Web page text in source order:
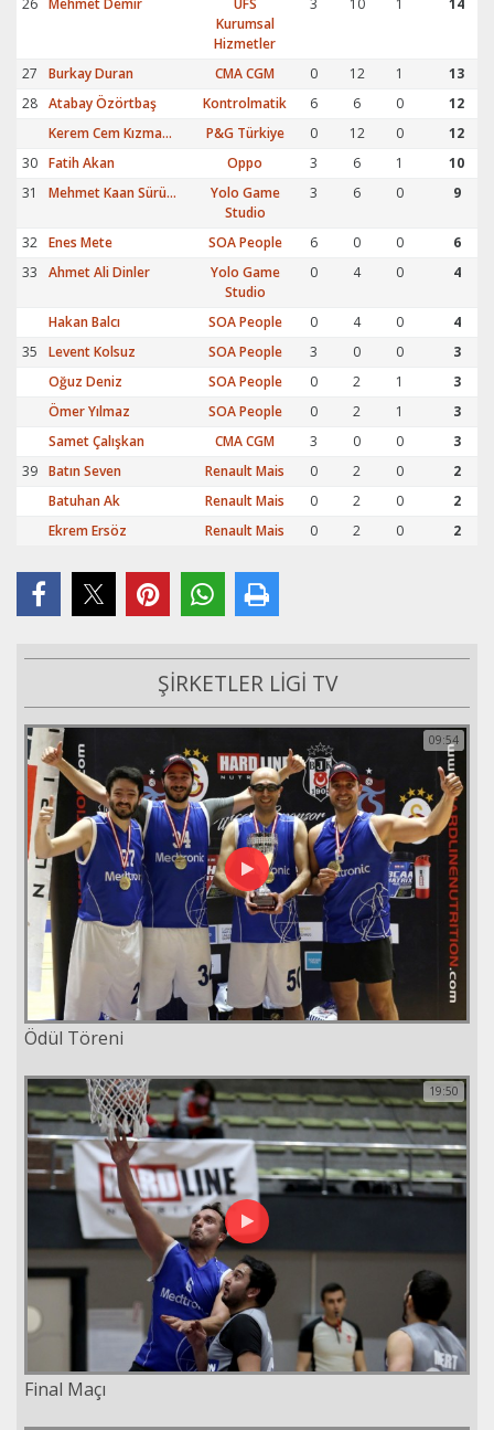
26 Mehmet Demir
UFS
Kurumsal
Hizmetler
3 10 1 14
27 Burkay Duran CMA CGM 0 12 1
13
28 Atabay Özörtbaş Kontrolmatik 6 6 0
12
Kerem Cem Kızmazcan
P&G Türkiye 0 12 0
12
30 Fatih Akan Oppo 3 6 1
10
31
Mehmet Kaan Sürücü
Yolo Game
Studio
3 6 0 9
32 Enes Mete SOA People 6 0 0
6
33
Ahmet Ali Dinler
Yolo Game
Studio
0 4 0 4
Hakan Balcı SOA People 0 4 0
4
35
Levent Kolsuz SOA People 3 0 0
3
Oğuz Deniz
SOA People 0 2 1
3
Ömer Yılmaz
SOA People 0 2 1
3
Samet Çalışkan
CMA CGM 3 0 0
3
39 Batın Seven Renault Mais 0 2 0
2
Batuhan Ak
Renault Mais 0 2 0
2
Ekrem Ersöz
Renault Mais 0 2 0 2
ŞİRKETLER LİGİ TV
Ödül Töreni
09:54
Final Maçı
19:50